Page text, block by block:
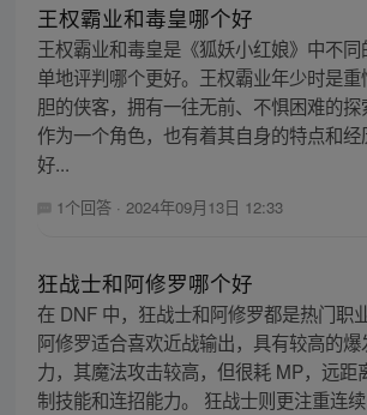
王权霸业和毒皇哪个好
王权霸业和毒皇是《狐妖小红娘》中不
单地评判哪个更好。王权霸业年少时是重
胆的侠客，拥有一往无前、不惧困难的
作为一个角色，也有着其自身的特点和
好...
1个回答 · 2024年09月13日 12:33
狂战士和阿修罗哪个好
在 DNF 中，狂战士和阿修罗都是热门职
阿修罗适合喜欢近战输出，具有较高的
力，其魔法攻击较高，但很耗 MP，远距
制技能和连招能力。 狂战士则更注重连